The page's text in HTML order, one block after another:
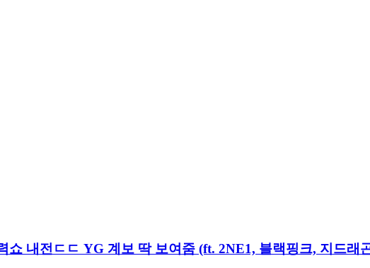
쇼 내전ㄷㄷ YG 계보 딱 보여줌 (ft. 2NE1, 블랙핑크, 지드래